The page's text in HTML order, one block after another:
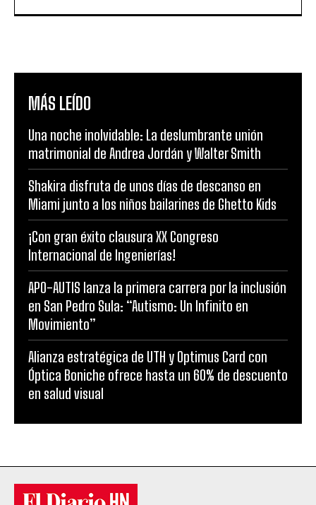
MÁS LEÍDO
Una noche inolvidable: La deslumbrante unión
matrimonial de Andrea Jordán y Walter Smith
Shakira disfruta de unos días de descanso en
Miami junto a los niños bailarines de Ghetto Kids
¡Con gran éxito clausura XX Congreso
Internacional de Ingenierías!
APO-AUTIS lanza la primera carrera por la inclusión
en San Pedro Sula: “Autismo: Un Infinito en
Movimiento”
Alianza estratégica de UTH y Optimus Card con
Óptica Boniche ofrece hasta un 60% de descuento
en salud visual